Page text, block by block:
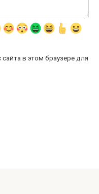
в этом браузере для